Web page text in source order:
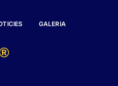
GALERIA